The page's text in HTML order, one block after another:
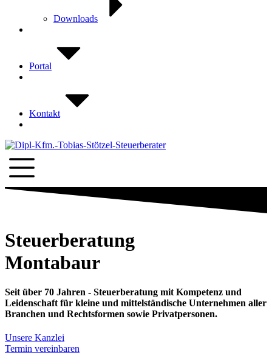
Downloads
Portal
Kontakt
Steuerberatung
Montabaur
Seit über 70 Jahren - Steuerberatung mit Kompetenz und
Leidenschaft für kleine und mittelständische Unternehmen aller
Branchen und Rechtsformen sowie Privatpersonen.
Unsere Kanzlei
Termin vereinbaren